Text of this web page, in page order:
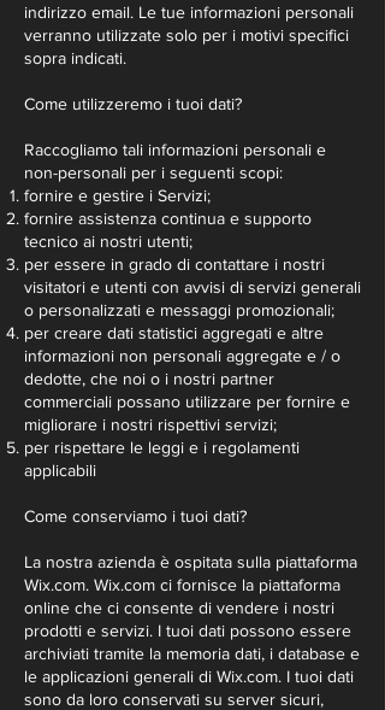
indirizzo email. Le tue informazioni personali
verranno utilizzate solo per i motivi specifici
sopra indicati.
Come utilizzeremo i tuoi dati?
Raccogliamo tali informazioni personali e
non-personali per i seguenti scopi:
fornire e gestire i Servizi;
fornire assistenza continua e supporto
tecnico ai nostri utenti;
per essere in grado di contattare i nostri
visitatori e utenti con avvisi di servizi generali
o personalizzati e messaggi promozionali;
per creare dati statistici aggregati e altre
informazioni non personali aggregate e / o
dedotte, che noi o i nostri partner
commerciali possano utilizzare per fornire e
migliorare i nostri rispettivi servizi;
per rispettare le leggi e i regolamenti
applicabili
Come conserviamo i tuoi dati?
La nostra azienda è ospitata sulla piattaforma
Wix.com. Wix.com ci fornisce la piattaforma
online che ci consente di vendere i nostri
prodotti e servizi. I tuoi dati possono essere
archiviati tramite la memoria dati, i database e
le applicazioni generali di Wix.com. I tuoi dati
sono da loro conservati su server sicuri,